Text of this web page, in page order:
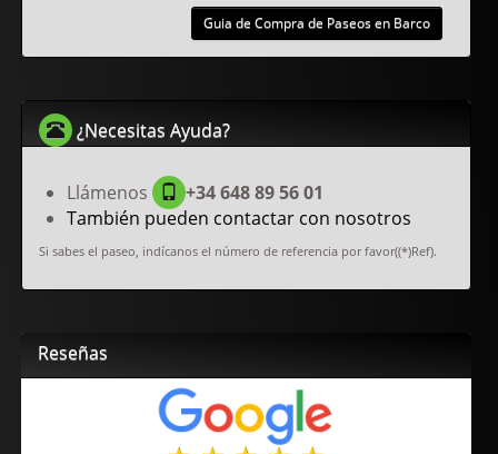
Guia de Compra de Paseos en Barco
¿Necesitas Ayuda?
Llámenos
+34 648 89 56 01
También pueden contactar con nosotros
Si sabes el paseo, indícanos el número de referencia por favor((*)Ref).
Reseñas